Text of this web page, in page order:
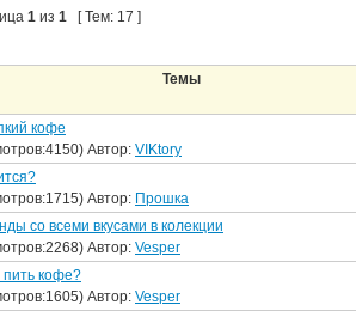
1 из 1 [ Тем: 17 ]
Темы
кофе
Автор: VIKtory
Автор: Прошка
со всеми вкусами в колекции
Автор: Vesper
пить кофе?
Автор: Vesper